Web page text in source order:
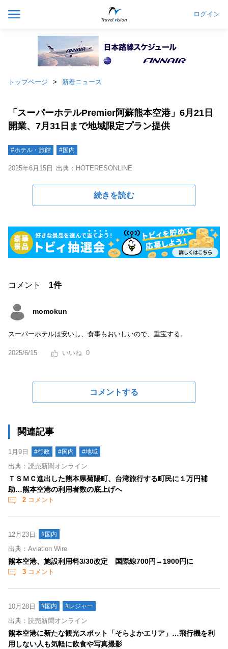
ログイン
トップページ 新着ニュース
「スーパーホテルPremier阿蘇熊本空港」6月21日
開業、7月31日まで地域限定プラン提供
#ホテル・旅館 #国内
2025年6月15日 出典：HOTERESONLINE
続きを読む
コメント 1件
momokun
スーパーホテルは安いし、食事もおいしいので、重宝する。
2025/6/15 0
コメントする
関連記事
1月9日 #行政 #国内 #地域
出典：読売新聞オンライン
ＴＳＭＣ進出した熊本県菊陽町、台湾旅行する町民に１万円補
助…熊本空港の利用者数の底上げへ
2 コメント
12月23日 #国内
出典：Aviation Wire
熊本空港、施設利用料3/30改定 国際線700円→1900円に
3 コメント
10月28日 #国内 #レジャー
出典：読売新聞オンライン
熊本空港に新たな観光スポット「そらよかエリア」…飛行機を利
用しない人も気軽に飲食や写真撮影